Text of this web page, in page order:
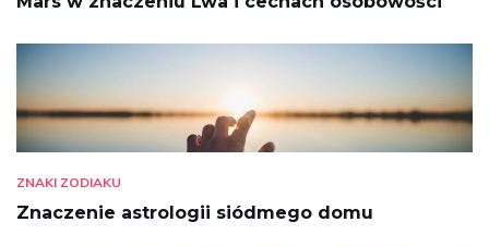
ZNAKI ZODIAKU
Znaczenie astrologii siódmego domu